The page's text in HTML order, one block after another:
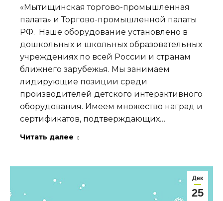
«Мытищинская торгово-промышленная
палата» и Торгово-промышленной палаты
РФ. Наше оборудование установлено в
дошкольных и школьных образовательных
учреждениях по всей России и странам
ближнего зарубежья. Мы занимаем
лидирующие позиции среди
производителей детского интерактивного
оборудования. Имеем множество наград и
сертификатов, подтверждающих…
Читать далее
Дек
25